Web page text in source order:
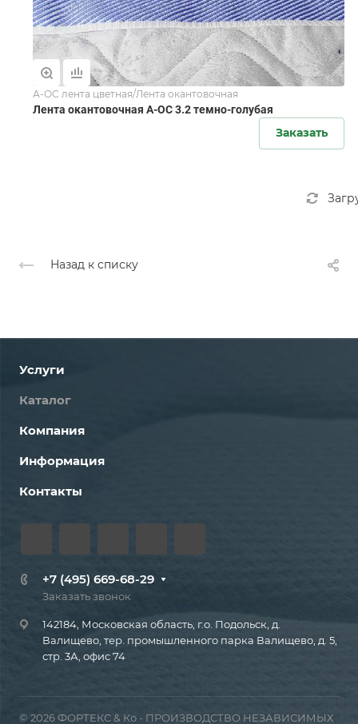
А-ОС лента цветная/Лента окантовочная
Лента окантовочная А-ОС 3.2 темно-голубая
Заказать
Назад к списку
Услуги
Каталог
Компания
Информация
Контакты
+7 (495) 669-68-29
Заказать звонок
142184, Московская область, г.о. Подольск, д.
Валищево, тер. промышленного парка Валищево, д. 5,
стр. 3А, офис 74
© 2026 ФОРТЕКС & Ко - ПРОИЗВОДСТВО НЕЗАВИСИМЫХ